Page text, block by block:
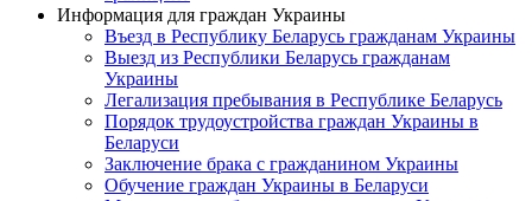
Информация для граждан Украины
Въезд в Республику Беларусь гражданам Украины
Выезд из Республики Беларусь гражданам
Украины
Легализация пребывания в Республике Беларусь
Порядок трудоустройства граждан Украины в
Беларуси
Заключение брака с гражданином Украины
Обучение граждан Украины в Беларуси